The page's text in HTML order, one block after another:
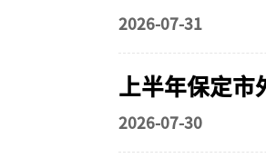
2026-07-31
上半年保定
2026-07-30